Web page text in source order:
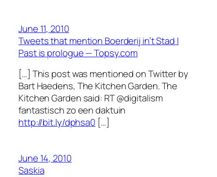
June 11, 2010
Tweets that mention Boerderij in’t Stad |
Past is prologue — Topsy.com
[…] This post was mentioned on Twitter by
Bart Haedens, The Kitchen Garden. The
Kitchen Garden said: RT @digitalism
fantastisch zo een daktuin
http://bit.ly/dphsa0 […]
June 14, 2010
Saskia